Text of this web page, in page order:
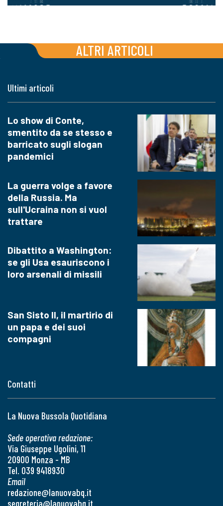
ALTRI ARTICOLI
Contatti
La Nuova Bussola Quotidiana
Sede operativa redazione:
Via Giuseppe Ugolini, 11
20900 Monza - MB
Tel. 039 9418930
Email
redazione@lanuovabq.it
segreteria@lanuovabq.it
Ultimi articoli
Lo show di Conte,
smentito da se stesso e
barricato sugli slogan
pandemici
La guerra volge a favore
della Russia. Ma
sull'Ucraina non si vuol
trattare
Dibattito a Washington:
se gli Usa esauriscono i
loro arsenali di missili
San Sisto II, il martirio di
un papa e dei suoi
compagni